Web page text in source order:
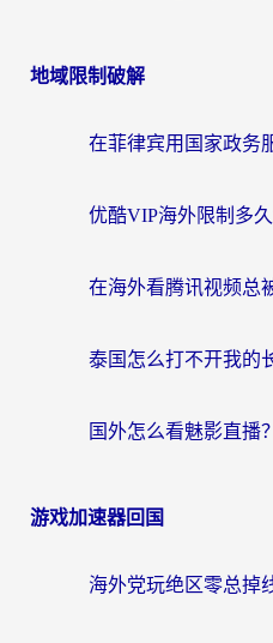
地域限制破解
游戏加速器回国